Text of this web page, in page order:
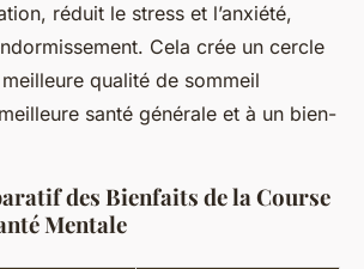
réduit le stress et l’anxiété,
Cela crée un cercle
qualité de sommeil
santé générale et à un bien-
des Bienfaits de la Course
Mentale